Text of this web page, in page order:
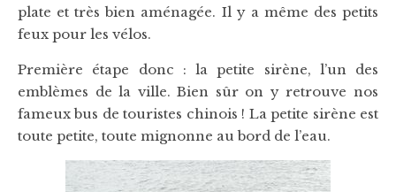
plate et très bien aménagée. Il y a même des petits
feux pour les vélos.
Première étape donc : la petite sirène, l’un des
emblèmes de la ville. Bien sûr on y retrouve nos
fameux bus de touristes chinois ! La petite sirène est
toute petite, toute mignonne au bord de l’eau.